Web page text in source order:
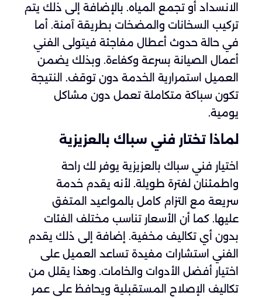
الانسداد أو تجمع المياه. بالإضافة إلى ذلك يتم
تركيب السخانات والمضخات بطريقة آمنة. أما
في حالة حدوث أعطال مفاجئة فيتولى الفني
أعمال الصيانة بسرعة وكفاءة. وبذلك يضمن
العميل استمرارية الخدمة دون توقف. النتيجة
تكون سباكة متكاملة تعمل دون مشاكل
يومية.
لماذا تختار فني سباك بالعزيزية
اختيار فني سباك بالعزيزية يوفر لك راحة
واطمئنان لفترة طويلة. لأنه يقدم خدمة
سريعة مع التزام كامل بالمواعيد المتفق
عليها. كما أن الأسعار تناسب مختلف الفئات
بدون أي تكاليف مخفية. إضافة إلى ذلك يقدم
الفني استشارات مفيدة تساعد العميل على
اختيار أفضل الأدوات والخامات. وهذا يقلل من
تكاليف الإصلاح المستقبلية ويحافظ على عمر